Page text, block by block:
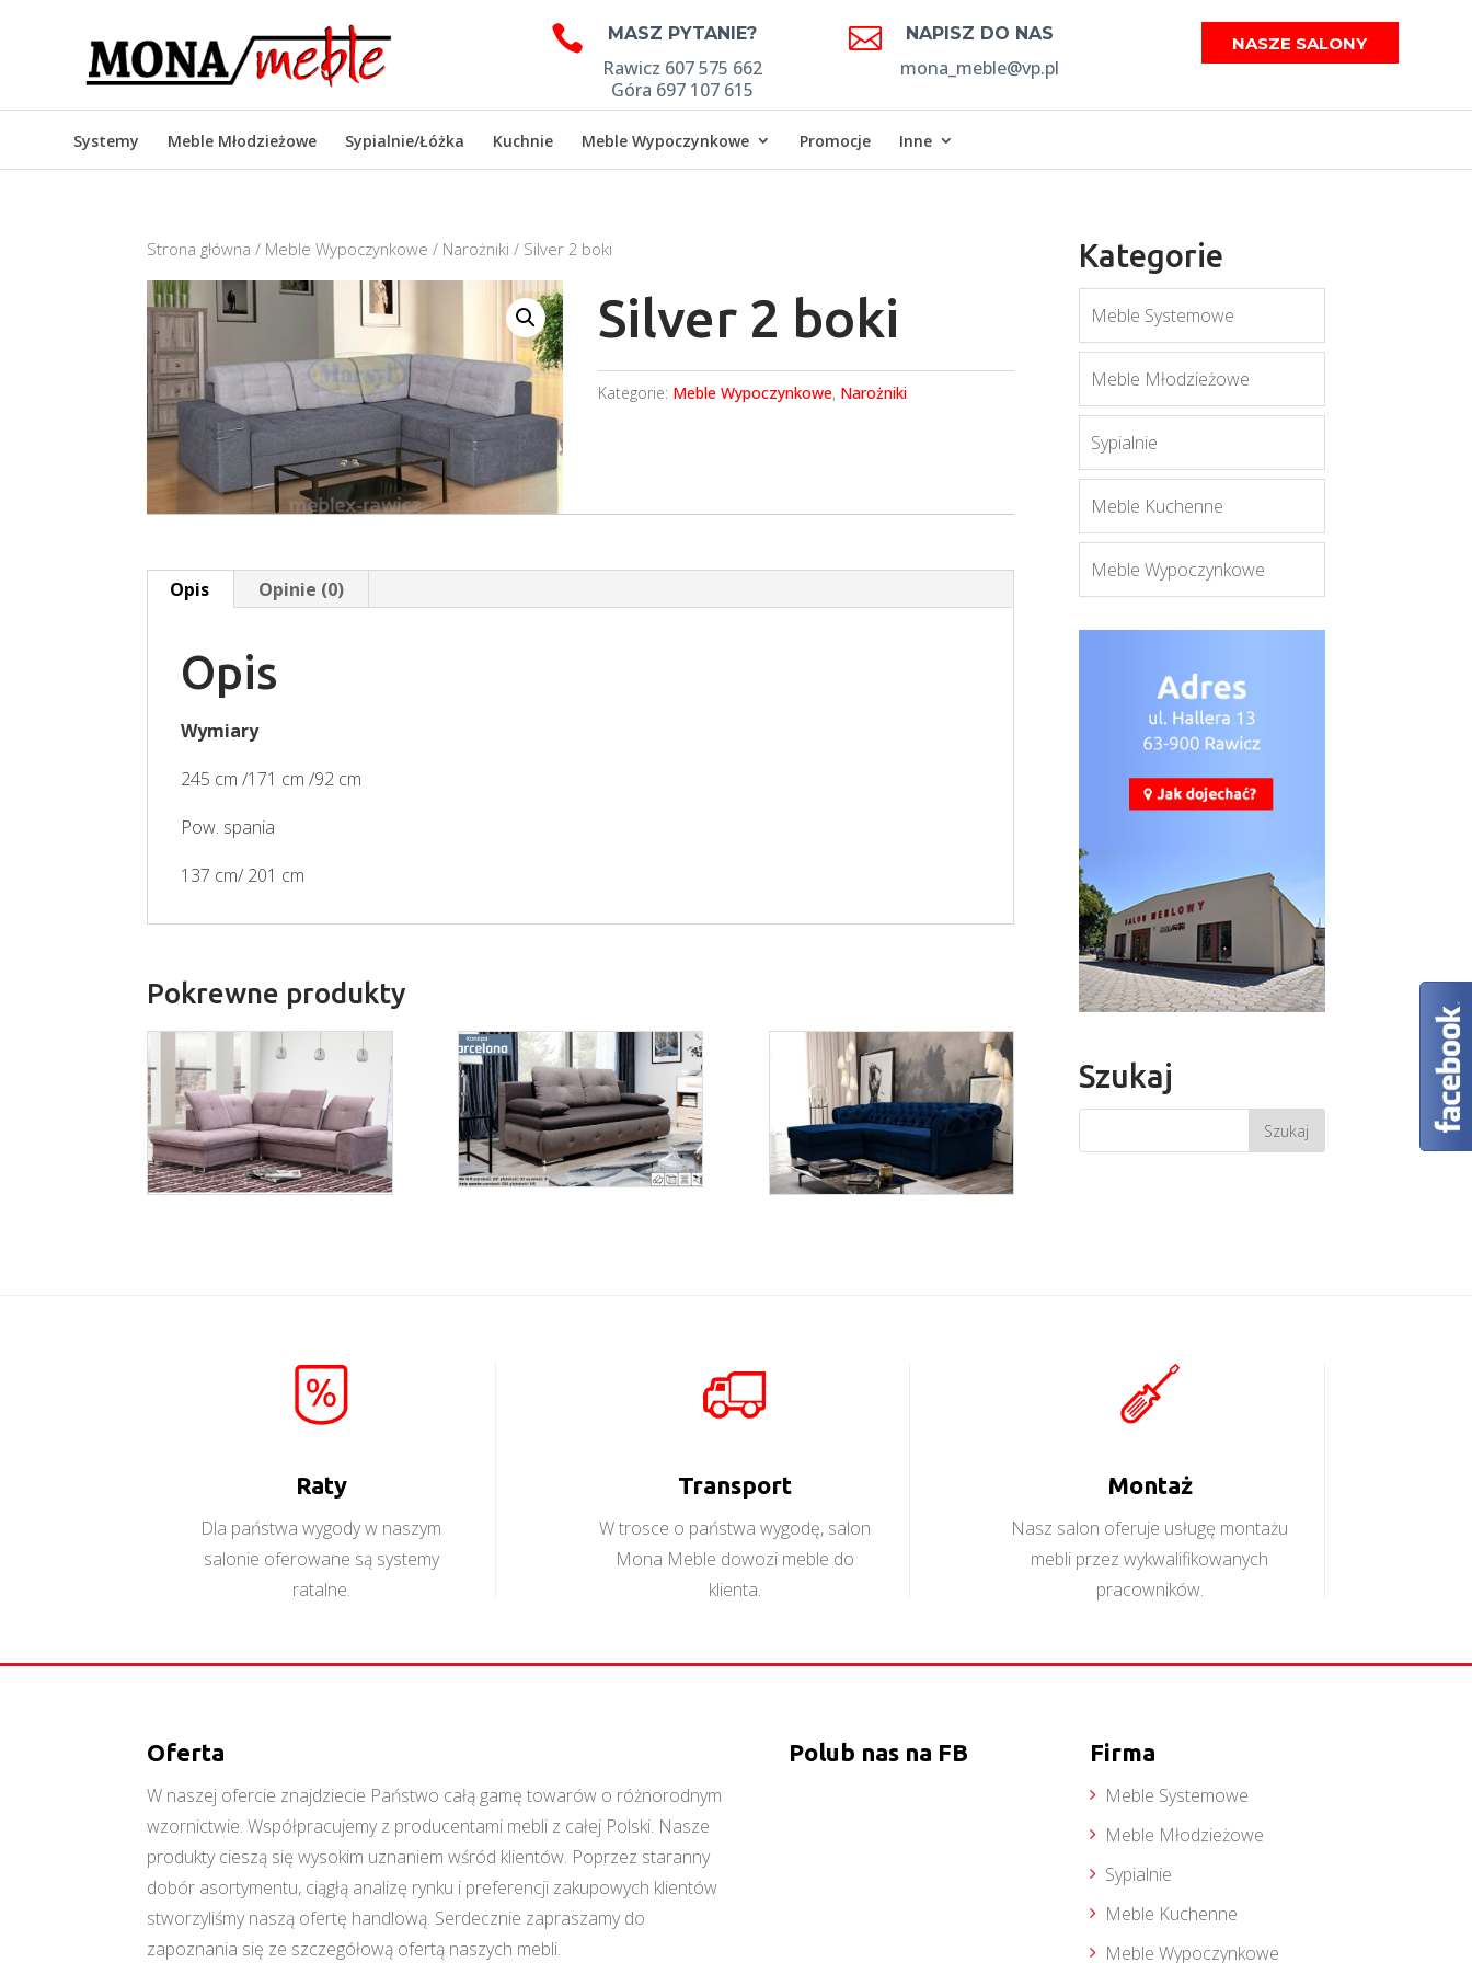
 MASZ PYTANIE?
Rawicz 607 575 662
Góra 697 107 615
 NAPISZ DO NAS
mona_meble@vp.pl
NASZE SALONY
Systemy Meble Młodzieżowe Sypialnie/Łóżka Kuchnie Meble Wypoczynkowe Promocje Inne
Strona główna / Meble Wypoczynkowe / Narożniki / Silver 2 boki
Silver 2 boki
Kategorie: Meble Wypoczynkowe, Narożniki
Opis Opinie (0)
Opis
Wymiary
245 cm /171 cm /92 cm
Pow. spania
137 cm/ 201 cm
Pokrewne produkty
Kategorie
Meble Systemowe
Meble Młodzieżowe
Sypialnie
Meble Kuchenne
Meble Wypoczynkowe
Szukaj
Raty
Dla państwa wygody w naszym
salonie oferowane są systemy
ratalne.
Transport
W trosce o państwa wygodę, salon
Mona Meble dowozi meble do
klienta.
Montaż
Nasz salon oferuje usługę montażu
mebli przez wykwalifikowanych
pracowników.
Oferta
W naszej ofercie znajdziecie Państwo całą gamę towarów o różnorodnym
wzornictwie. Współpracujemy z producentami mebli z całej Polski. Nasze
produkty cieszą się wysokim uznaniem wśród klientów. Poprzez staranny
dobór asortymentu, ciągłą analizę rynku i preferencji zakupowych klientów
stworzyliśmy naszą ofertę handlową. Serdecznie zapraszamy do
zapoznania się ze szczegółową ofertą naszych mebli.
Polub nas na FB Firma
Meble Systemowe
Meble Młodzieżowe
Sypialnie
Meble Kuchenne
Meble Wypoczynkowe